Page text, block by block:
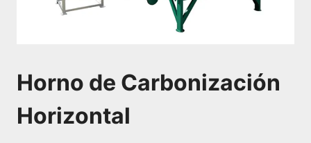
Horno de Carbonización
Horizontal